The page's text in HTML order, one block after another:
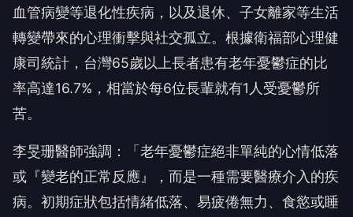
血管病變等退化性疾病，以及退休、子女離家等生活
轉變帶來的心理衝擊與社交孤立。根據衛福部心理健
康司統計，台灣65歲以上長者患有老年憂鬱症的比
率高達16.7%，相當於每6位長輩就有1人受憂鬱所
苦。
李旻珊醫師強調：「老年憂鬱症絕非單純的心情低落
或『變老的正常反應』，而是一種需要醫療介入的疾
病。初期症狀包括情緒低落、易疲倦無力、食慾或睡